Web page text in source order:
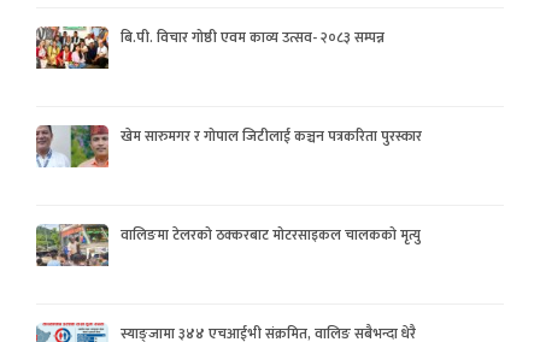
बि.पी. विचार गोष्ठी एवम काव्य उत्सव- २०८३ सम्पन्न
खेम सारुमगर र गोपाल जिटीलाई कञ्चन पत्रकरिता पुरस्कार
वालिङमा टेलरको ठक्करबाट मोटरसाइकल चालकको मृत्यु
स्याङ्जामा ३४४ एचआईभी संक्रमित, वालिङ सबैभन्दा धेरै